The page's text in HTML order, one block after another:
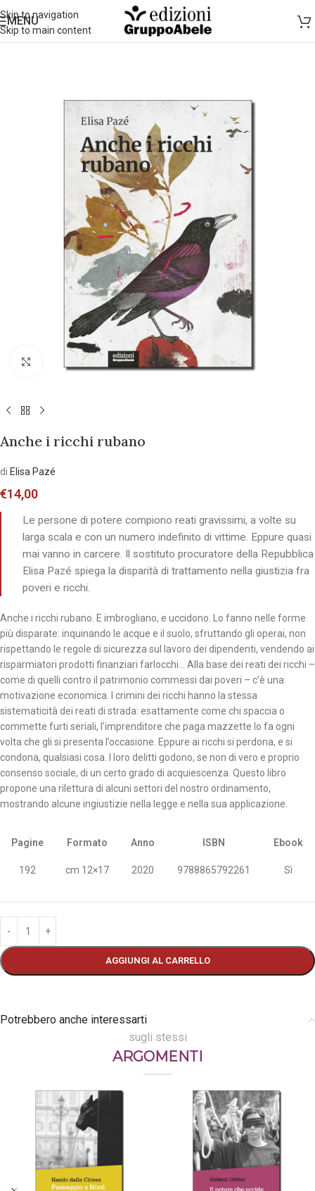
Skip to navigation
Skip to main content
MENU
Allarga l'immagine
Anche i ricchi rubano
di Elisa Pazé
€14,00
Le persone di potere compiono reati gravissimi, a volte su
larga scala e con un numero indefinito di vittime. Eppure quasi
mai vanno in carcere. Il sostituto procuratore della Repubblica
Elisa Pazé spiega la disparità di trattamento nella giustizia fra
poveri e ricchi.
Anche i ricchi rubano. E imbrogliano, e uccidono. Lo fanno nelle forme
più disparate: inquinando le acque e il suolo, sfruttando gli operai, non
rispettando le regole di sicurezza sul lavoro dei dipendenti, vendendo ai
risparmiatori prodotti finanziari farlocchi… Alla base dei reati dei ricchi –
come di quelli contro il patrimonio commessi dai poveri – c’è una
motivazione economica. I crimini dei ricchi hanno la stessa
sistematicità dei reati di strada: esattamente come chi spaccia o
commette furti seriali, l’imprenditore che paga mazzette lo fa ogni
volta che gli si presenta l’occasione. Eppure ai ricchi si perdona, e si
condona, qualsiasi cosa. I loro delitti godono, se non di vero e proprio
consenso sociale, di un certo grado di acquiescenza. Questo libro
propone una rilettura di alcuni settori del nostro ordinamento,
mostrando alcune ingiustizie nella legge e nella sua applicazione.
Pagine
192
Formato
cm 12×17
Anno
2020
ISBN
9788865792261
Ebook
Sì
AGGIUNGI AL CARRELLO
Potrebbero anche interessarti
sugli stessi
ARGOMENTI